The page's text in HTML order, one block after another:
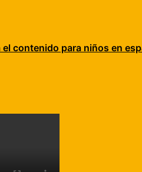
contenido para niños en